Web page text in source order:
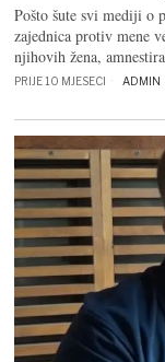
Pošto šute svi mediji o
zajednica protiv mene
njihovih žena,
PRIJE 10 MJESECI ADMIN